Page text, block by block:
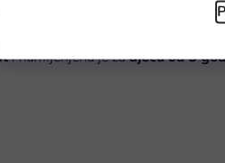
koje savršeno obogaćuju
ukusna jela. Svi elementi
i namijenjena je zadjecu od 3